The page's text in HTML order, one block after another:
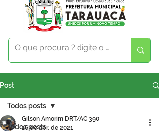
Post
Todos posts
Todos posts
Gilson Amorim DRT/AC 390
16 de abr. de 2021